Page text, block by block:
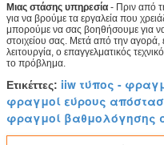
Μιας στάσης υπηρεσία - Πριν από
για να βρούμε τα εργαλεία που
μπορούμε να σας βοηθήσουμε για
στοιχείου σας. Μετά από την αγορά,
λειτουργία, ο επαγγελματικός
το πρόβλημα.
Ετικέττες: iiw τύπος -
φραγμοί εύρους
φραγμοί βαθμολόγησης